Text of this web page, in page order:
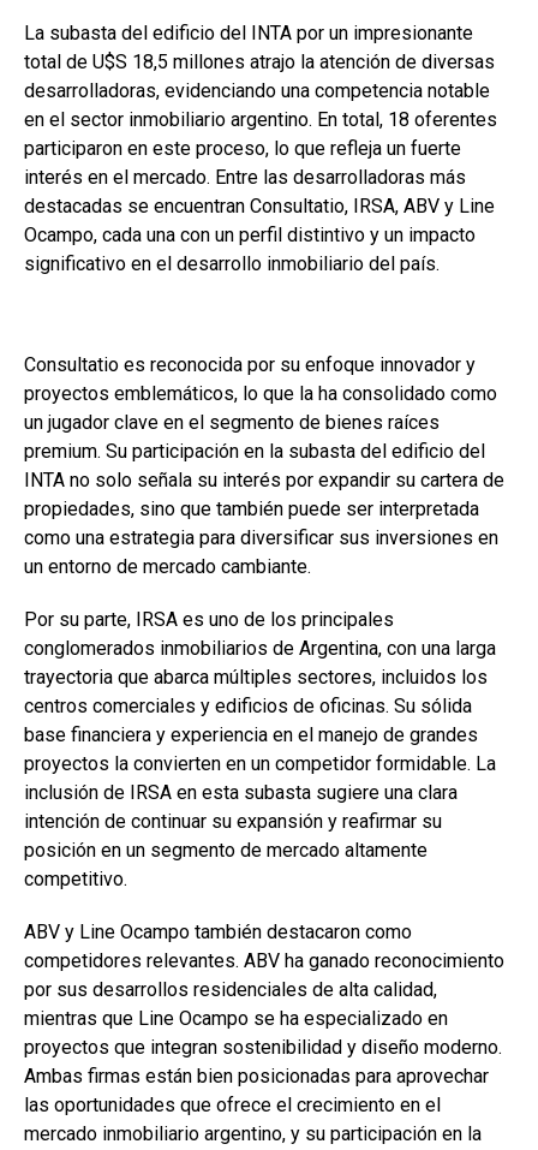
La subasta del edificio del INTA por un impresionante
total de U$S 18,5 millones atrajo la atención de diversas
desarrolladoras, evidenciando una competencia notable
en el sector inmobiliario argentino. En total, 18 oferentes
participaron en este proceso, lo que refleja un fuerte
interés en el mercado. Entre las desarrolladoras más
destacadas se encuentran Consultatio, IRSA, ABV y Line
Ocampo, cada una con un perfil distintivo y un impacto
significativo en el desarrollo inmobiliario del país.
Consultatio es reconocida por su enfoque innovador y
proyectos emblemáticos, lo que la ha consolidado como
un jugador clave en el segmento de bienes raíces
premium. Su participación en la subasta del edificio del
INTA no solo señala su interés por expandir su cartera de
propiedades, sino que también puede ser interpretada
como una estrategia para diversificar sus inversiones en
un entorno de mercado cambiante.
Por su parte, IRSA es uno de los principales
conglomerados inmobiliarios de Argentina, con una larga
trayectoria que abarca múltiples sectores, incluidos los
centros comerciales y edificios de oficinas. Su sólida
base financiera y experiencia en el manejo de grandes
proyectos la convierten en un competidor formidable. La
inclusión de IRSA en esta subasta sugiere una clara
intención de continuar su expansión y reafirmar su
posición en un segmento de mercado altamente
competitivo.
ABV y Line Ocampo también destacaron como
competidores relevantes. ABV ha ganado reconocimiento
por sus desarrollos residenciales de alta calidad,
mientras que Line Ocampo se ha especializado en
proyectos que integran sostenibilidad y diseño moderno.
Ambas firmas están bien posicionadas para aprovechar
las oportunidades que ofrece el crecimiento en el
mercado inmobiliario argentino, y su participación en la